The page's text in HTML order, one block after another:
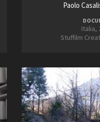
Paolo
Italia,
Stuffilm